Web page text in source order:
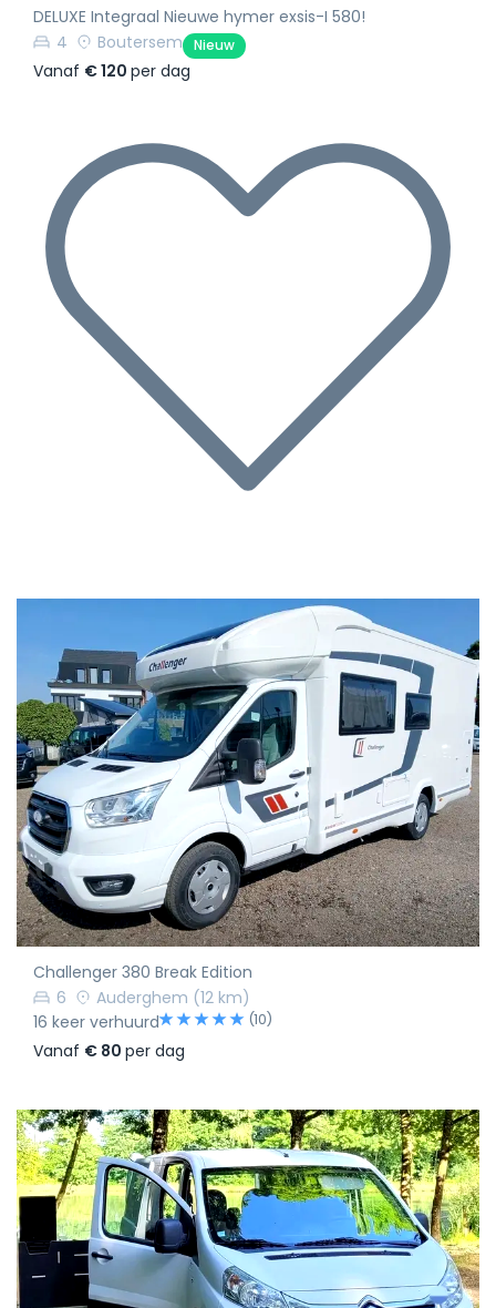
DELUXE Integraal Nieuwe hymer exsis-I 580!
4
Boutersem Nieuw
Vanaf € 120 per dag
Challenger 380 Break Edition
6
Auderghem (12 km)
16 keer verhuurd
(10)
Vanaf € 80 per dag